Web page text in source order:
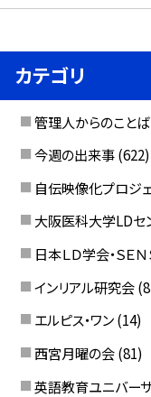
カテゴリ
管理人からのことば
今週の出来事 (622)
自伝映像化プロジ
大阪医科大学LDセ
日本ＬＤ学会・ＳＥ
インリアル研究会
エルピス・ワン (14)
西宮月曜の会 (81)
英語教育ユニバー